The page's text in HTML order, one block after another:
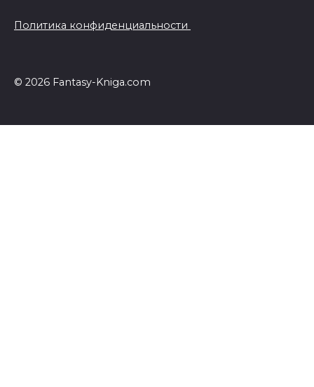
Политика конфиденциальности
© 2026 Fantasy-Kniga.com